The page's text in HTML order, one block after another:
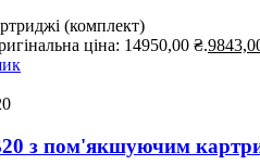
(комплект)
ціна: 14950,00 ₴.
з пом'якшуючим